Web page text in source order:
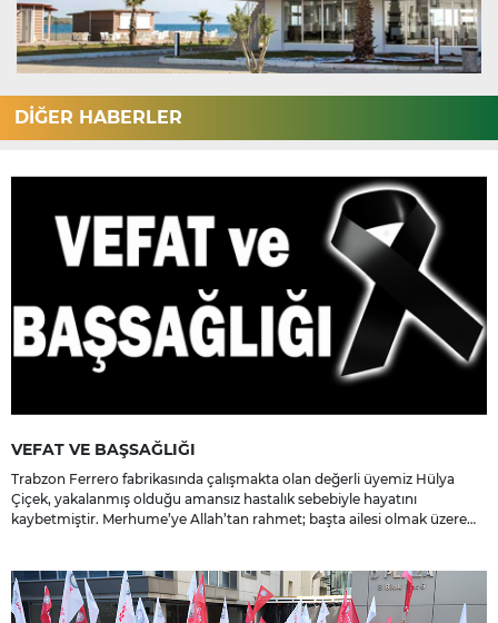
DİĞER HABERLER
VEFAT VE BAŞSAĞLIĞI
Trabzon Ferrero fabrikasında çalışmakta olan değerli üyemiz Hülya
Çiçek, yakalanmış olduğu amansız hastalık sebebiyle hayatını
kaybetmiştir. Merhume’ye Allah’tan rahmet; başta ailesi olmak üzere